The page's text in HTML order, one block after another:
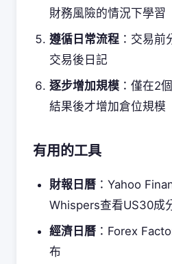
財務風險的情況下學習
遵循日常流程 ：交易
交易後日記
逐步增加規模 ：僅在2
結果後才增加倉位規模
有用的工具
財報日曆 ：Yahoo
Whispers查看US30成
經濟日曆 ：Forex
布